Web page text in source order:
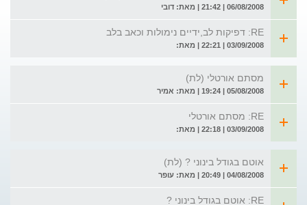
06/08/2008 | 21:42 | מאת: דובי
RE: דפיקות לב,ידיים נימולות וכאב בלב
03/09/2008 | 22:21 | מאת:
מסתם אורטלי (לת)
05/08/2008 | 19:24 | מאת: אמיר
RE: מסתם אורטלי
03/09/2008 | 22:18 | מאת:
אוטם בגודל בינוני ? (לת)
04/08/2008 | 20:49 | מאת: עופר
RE: אוטם בגודל בינוני ?